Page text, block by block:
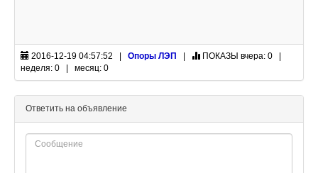
2016-12-19 04:57:52 | Опоры ЛЭП | ПОКАЗЫ вчера: 0 |
неделя: 0 | месяц: 0
Ответить на объявление